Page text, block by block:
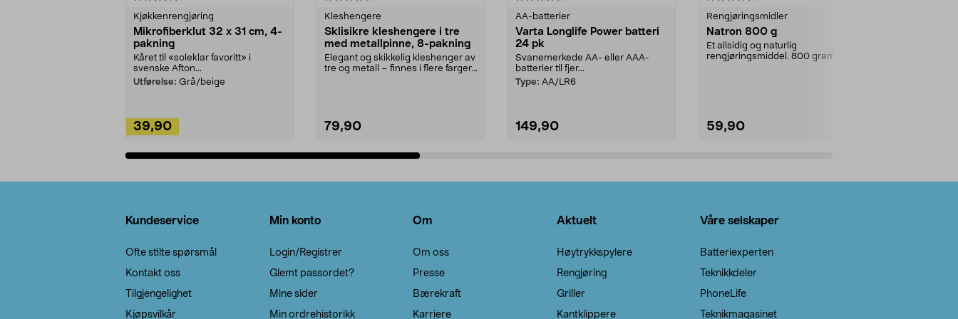
Kjøkkenrengjøring
Mikrofiberklut 32 x 31 cm, 4-
pakning
Kåret til «soleklar favoritt» i
svenske Afton...
Utførelse: Grå/beige
39,90
Kleshengere
Sklisikre kleshengere i tre
med metallpinne, 8-pakning
Elegant og skikkelig kleshenger av
tre og metall – finnes i flere farger.
79,90
AA-batterier
Varta Longlife Power batteri
24 pk
Svanemerkede AA- eller AAA-
batterier til fjer...
Type: AA/LR6
149,90
Rengjøringsmidler
Natron 800 g
Et allsidig og naturlig
rengjøringsmiddel. 800 gram
59,90
Kundeservice
Ofte stilte spørsmål
Kontakt oss
Tilgjengelighet
Kjøpsvilkår
Min konto
Login/Registrer
Glemt passordet?
Mine sider
Min ordrehistorikk
Om
Om oss
Presse
Bærekraft
Karriere
Aktuelt
Høytrykkspylere
Rengjøring
Griller
Kantklippere
Våre selskaper
Batteriexperten
Teknikkdeler
PhoneLife
Teknikmagasinet